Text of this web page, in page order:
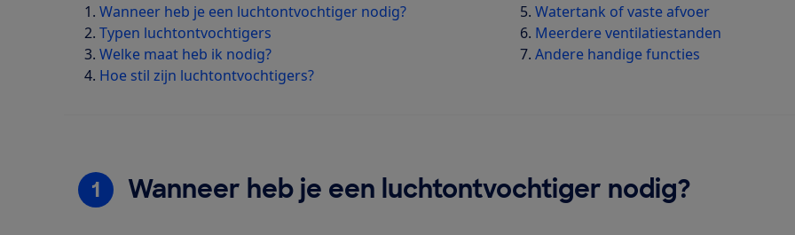
Wanneer heb je een luchtontvochtiger nodig?
Typen luchtontvochtigers
Welke maat heb ik nodig?
Hoe stil zijn luchtontvochtigers?
Watertank of vaste afvoer
Meerdere ventilatiestanden
Andere handige functies
1 Wanneer heb je een luchtontvochtiger nodig?